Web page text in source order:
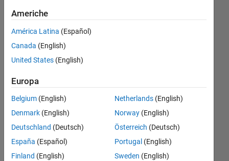
David
7 Ott
2022
Risposta
7 Ott 2022
19
Visualizzazioni
(30 giorni)
Americhe
América Latina (Español)
Canada (English)
United States (English)
Europa
Belgium (English)
Denmark (English)
Deutschland (Deutsch)
España (Español)
Finland (English)
Netherlands(English)
Norway(English)
Österreich (Deutsch)
Portugal (English)
Sweden (English)